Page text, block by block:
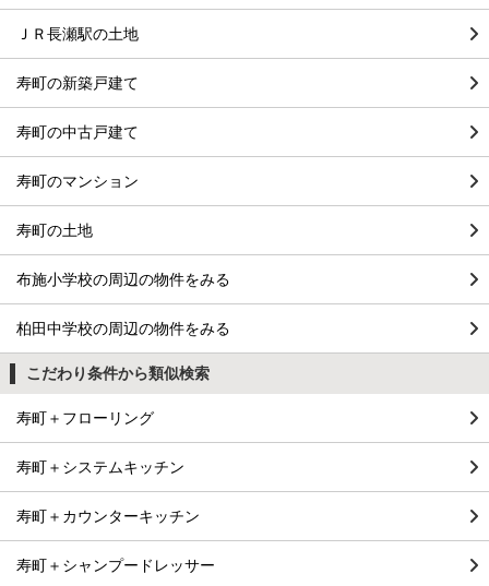
ＪＲ長瀬駅の土地
寿町の新築戸建て
寿町の中古戸建て
寿町のマンション
寿町の土地
布施小学校の周辺の物件をみる
柏田中学校の周辺の物件をみる
こだわり条件から類似検索
寿町＋フローリング
寿町＋システムキッチン
寿町＋カウンターキッチン
寿町＋シャンプードレッサー